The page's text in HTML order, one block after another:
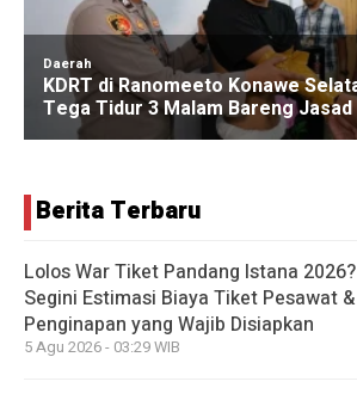
Berita Terbaru
Lolos War Tiket Pandang Istana 2026?
Segini Estimasi Biaya Tiket Pesawat &
Penginapan yang Wajib Disiapkan
5 Agu 2026 - 03:29 WIB